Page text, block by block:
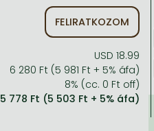
FELIRATKOZOM
USD 18.99
6 280 Ft (5 981 Ft + 5% áfa)
8% (cc. 0 Ft off)
5 778 Ft (5 503 Ft + 5% áfa)